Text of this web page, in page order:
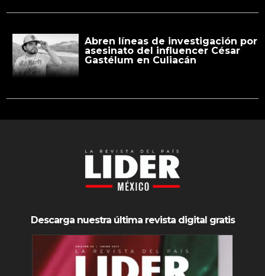
Abren líneas de investigación por
asesinato del influencer César
Gastélum en Culiacán
Descarga nuestra última revista digital gratis